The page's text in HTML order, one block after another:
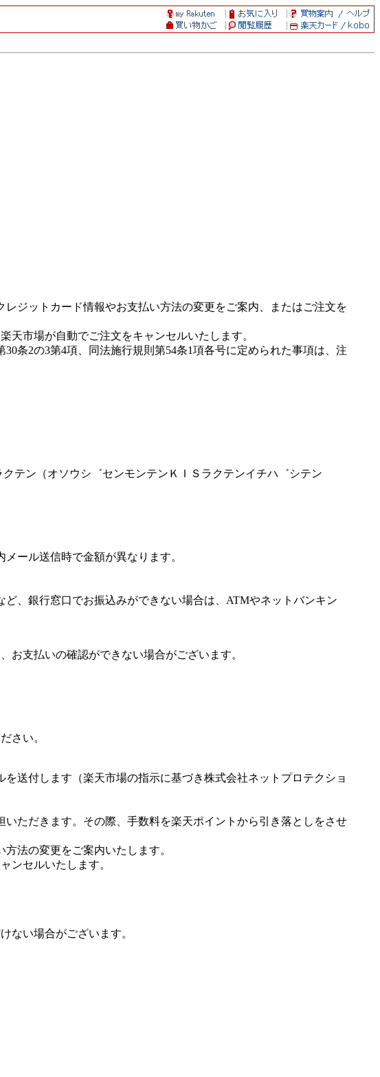
ジットカード情報やお支払い方法の変更をご案内、またはご注文を
天市場が自動でご注文をキャンセルいたします。
条2の3第4項、同法施行規則第54条1項各号に定められた事項は、注
テン（オソウシ゛センモンテンＫＩＳラクテンイチハ゛シテン
ール送信時で金額が異なります。
、銀行窓口でお振込みができない場合は、ATMやネットバンキン
支払いの確認ができない場合がございます。
さい。
送付します（楽天市場の指示に基づき株式会社ネットプロテクショ
ただきます。その際、手数料を楽天ポイントから引き落としをさせ
法の変更をご案内いたします。
ンセルいたします。
ない場合がございます。